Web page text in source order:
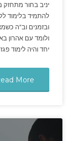
יניב בחור
להתמיד בלימוד
ובזמנים וב"ה
ולומד עם אהרון
יחד והיה לימוד
More